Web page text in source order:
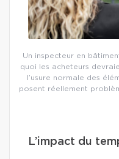
Un inspecteur en
quoi les acheteurs
l’usure normale des
posent réellement
L’impact du